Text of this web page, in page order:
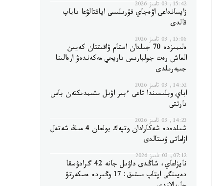
15:42, 03 تامىز 2026
زايسانداعى اۋەجاي قۇرىلىسى اياقتالۋعا تاياپ
قالدى
15:06, 03 تامىز 2026
ەلىمىزدە 70 جىلدان استام ۋاقىتتان كەيىن
العاش رەت جولبارىس تاريحي مەكەندەۋ ارەالىنا
جىبەرىلدى
14:52, 03 تامىز 2026
اباي وبلىسىندا تاعى ءبىر اۋىل ىشىمدىكتەن باس
تارتتى
14:23, 03 تامىز 2026
شىلدەدە شەكارادان وتپەك بولعان 4 مىڭ شەتەل
ازاماتى ۇستالدى
07:12, 03 تامىز 2026
نايزاعاي، شاڭدى داۋىل جانە 42 گرادۋسقا
دەيىنگى اپتاپ ىستىق: 17 وڭىردە ەسكەرتۋ